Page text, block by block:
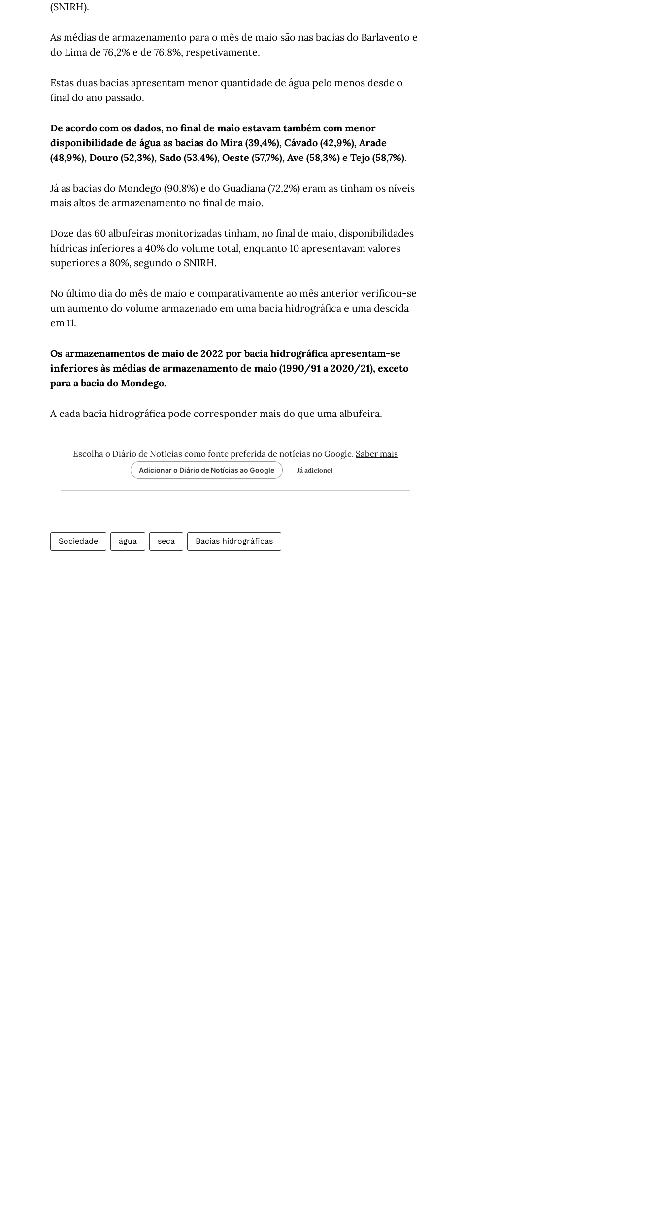
(SNIRH).
As médias de armazenamento para o mês de maio são nas bacias do Barlavento e
do Lima de 76,2% e de 76,8%, respetivamente.
Estas duas bacias apresentam menor quantidade de água pelo menos desde o
final do ano passado.
De acordo com os dados, no final de maio estavam também com menor
disponibilidade de água as bacias do Mira (39,4%), Cávado (42,9%), Arade
(48,9%), Douro (52,3%), Sado (53,4%), Oeste (57,7%), Ave (58,3%) e Tejo (58,7%).
Já as bacias do Mondego (90,8%) e do Guadiana (72,2%) eram as tinham os níveis
mais altos de armazenamento no final de maio.
Doze das 60 albufeiras monitorizadas tinham, no final de maio, disponibilidades
hídricas inferiores a 40% do volume total, enquanto 10 apresentavam valores
superiores a 80%, segundo o SNIRH.
No último dia do mês de maio e comparativamente ao mês anterior verificou-se
um aumento do volume armazenado em uma bacia hidrográfica e uma descida
em 11.
Os armazenamentos de maio de 2022 por bacia hidrográfica apresentam-se
inferiores às médias de armazenamento de maio (1990/91 a 2020/21), exceto
para a bacia do Mondego.
A cada bacia hidrográfica pode corresponder mais do que uma albufeira.
Escolha o Diário de Notícias como fonte preferida de notícias no Google. Saber mais
Adicionar o Diário de Notícias ao Google Já adicionei
Sociedade água seca Bacias hidrográficas